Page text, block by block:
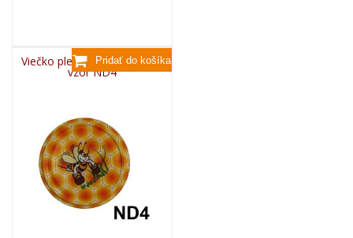
Viečko plechové TWIST 82 -
vzor ND4